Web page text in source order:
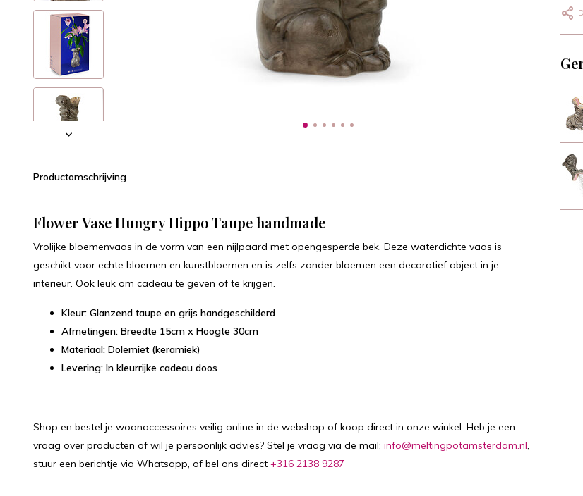
Productomschrijving
Flower Vase Hungry Hippo Taupe handmade
Vrolijke bloemenvaas in de vorm van een nijlpaard met opengesperde bek. Deze waterdichte vaas is
geschikt voor echte bloemen en kunstbloemen en is zelfs zonder bloemen een decoratief object in je
interieur. Ook leuk om cadeau te geven of te krijgen.
Kleur: Glanzend taupe en grijs handgeschilderd
Afmetingen: Breedte 15cm x Hoogte 30cm
Materiaal: Dolemiet (keramiek)
Levering: In kleurrijke cadeau doos
Shop en bestel je woonaccessoires veilig online in de webshop of koop direct in onze winkel. Heb je een
vraag over producten of wil je persoonlijk advies? Stel je vraag via de mail: info@meltingpotamsterdam.nl,
stuur een berichtje via Whatsapp, of bel ons direct +316 2138 9287